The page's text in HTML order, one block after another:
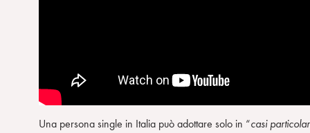
Una persona single in Italia può adottare solo in “casi